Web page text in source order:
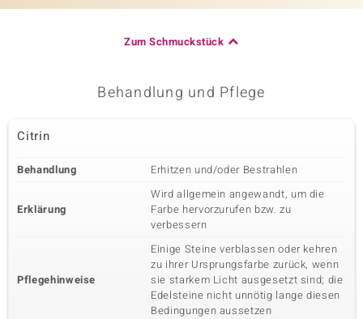
Zum Schmuckstück
Behandlung und Pflege
Citrin
Behandlung Erhitzen und/oder Bestrahlen
Erklärung
Wird allgemein angewandt, um die
Farbe hervorzurufen bzw. zu
verbessern
Pflegehinweise
Einige Steine verblassen oder kehren
zu ihrer Ursprungsfarbe zurück, wenn
sie starkem Licht ausgesetzt sind; die
Edelsteine nicht unnötig lange diesen
Bedingungen aussetzen